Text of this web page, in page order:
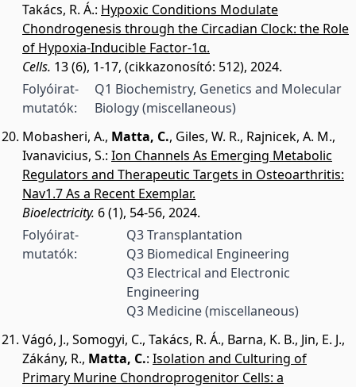
Takács, R. Á.: Hypoxic Conditions Modulate
Chondrogenesis through the Circadian Clock: the Role
of Hypoxia-Inducible Factor-1α.
Cells. 13 (6), 1-17, (cikkazonosító: 512), 2024.
Folyóirat-
mutatók:
Q1 Biochemistry, Genetics and Molecular
Biology (miscellaneous)
Mobasheri, A., Matta, C., Giles, W. R., Rajnicek, A. M.,
Ivanavicius, S.: Ion Channels As Emerging Metabolic
Regulators and Therapeutic Targets in Osteoarthritis:
Nav1.7 As a Recent Exemplar.
Bioelectricity. 6 (1), 54-56, 2024.
Folyóirat-
mutatók:
Q3 Transplantation
Q3 Biomedical Engineering
Q3 Electrical and Electronic
Engineering
Q3 Medicine (miscellaneous)
Vágó, J., Somogyi, C., Takács, R. Á., Barna, K. B., Jin, E. J.,
Zákány, R., Matta, C.: Isolation and Culturing of
Primary Murine Chondroprogenitor Cells: a